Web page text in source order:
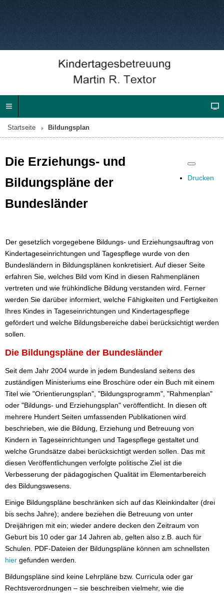
Startseite Bildungsplan
Drucken
Die Erziehungs- und
Bildungspläne der
Bundesländer
Der gesetzlich vorgegebene Bildungs- und Erziehungsauftrag von
Kindertageseinrichtungen und Tagespflege wurde von den
Bundesländern in Bildungsplänen konkretisiert. Auf dieser Seite
erfahren Sie, welches Bild vom Kind in diesen Rahmenplänen
vertreten und wie frühkindliche Bildung verstanden wird. Ferner
werden Sie darüber informiert, welche Fähigkeiten und Fertigkeiten
Ihres Kindes in Tageseinrichtungen und Kindertagespflege
gefördert und welche Bildungsbereiche dabei berücksichtigt werden
sollen.
Die Bildungspläne der Bundesländer
Seit dem Jahr 2004 wurde in jedem Bundesland seitens des
zuständigen Ministeriums eine Broschüre oder ein Buch mit einem
Titel wie "Orientierungsplan", "Bildungsprogramm", "Rahmenplan"
oder "Bildungs- und Erziehungsplan" veröffentlicht. In diesen oft
mehrere Hundert Seiten umfassenden Publikationen wird
beschrieben, wie die Bildung, Erziehung und Betreuung von
Kindern in Tageseinrichtungen und Tagespflege gestaltet und
welche Grundsätze dabei berücksichtigt werden sollen. Das mit
diesen Veröffentlichungen verfolgte politische Ziel ist die
Verbesserung der pädagogischen Qualität im Elementarbereich
des Bildungswesens.
Einige Bildungspläne beschränken sich auf das Kleinkindalter (drei
bis sechs Jahre); andere beziehen die Betreuung von unter
Dreijährigen mit ein; wieder andere decken den Zeitraum von
Geburt bis 10 oder gar 14 Jahren ab, gelten also z.B. auch für
Schulen. PDF-Dateien der Bildungspläne können am schnellsten
hier gefunden werden.
Bildungspläne sind keine Lehrpläne bzw. Curricula oder gar
Rechtsverordnungen – sie beschreiben vielmehr, wie die